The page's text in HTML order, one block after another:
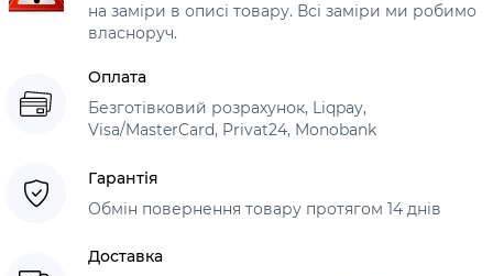
на заміри в описі товару. Всі заміри ми робимо
власноруч.
Оплата
Безготівковий розрахунок, Liqpay,
Visa/MasterCard, Privat24, Monobank
Гарантія
Обмін повернення товару протягом 14 днів
Доставка